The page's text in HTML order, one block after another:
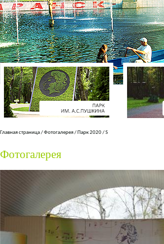
Главная страница/Фотогалерея/ Парк 2020/S
Фотогалерея